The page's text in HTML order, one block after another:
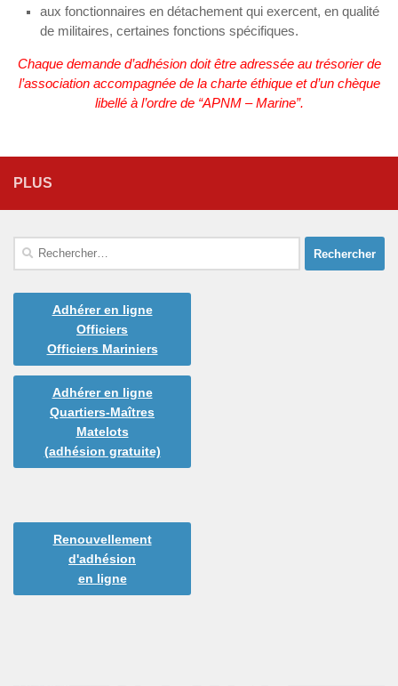
aux fonctionnaires en détachement qui exercent, en qualité
de militaires, certaines fonctions spécifiques.
Chaque demande d’adhésion doit être adressée au trésorier de
l’association accompagnée de la charte éthique et d’un chèque
libellé à l’ordre de “APNM – Marine”.
PLUS
Rechercher :
Adhérer en ligne
Officiers
Officiers Mariniers
Adhérer en ligne
Quartiers-Maîtres
Matelots
(adhésion gratuite)
Renouvellement
d'adhésion
en ligne